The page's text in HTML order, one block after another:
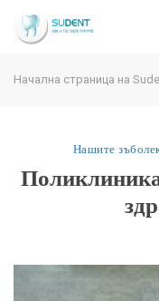
Начална страница на
Нашите